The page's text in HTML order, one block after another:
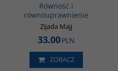
Równość i
równouprawnienie
Zijada Majj
33.00PLN
ZOBACZ